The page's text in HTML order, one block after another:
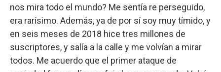
nos mira todo el mundo? Me sentía re perseguido,
era rarísimo. Además, ya de por sí soy muy tímido, y
en seis meses de 2018 hice tres millones de
suscriptores, y salía a la calle y me volvían a mirar
todos. Me acuerdo que el primer ataque de